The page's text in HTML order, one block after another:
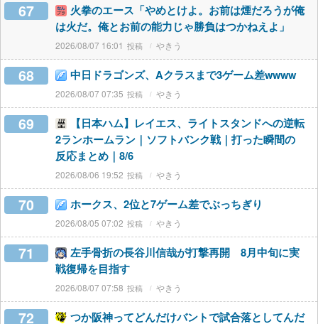
67
火拳のエース「やめとけよ。お前は煙だろうが俺
は火だ。俺とお前の能力じゃ勝負はつかねえよ」
2026/08/07 16:01 やきう
68 中日ドラゴンズ、Aクラスまで3ゲーム差wwww
2026/08/07 07:35 やきう
69
【日本ハム】レイエス、ライトスタンドへの逆転
2ランホームラン｜ソフトバンク戦｜打った瞬間の
反応まとめ｜8/6
2026/08/06 19:52 やきう
70 ホークス、2位と7ゲーム差でぶっちぎり
2026/08/05 07:02 やきう
71
左手骨折の長谷川信哉が打撃再開 8月中旬に実
戦復帰を目指す
2026/08/07 07:58 やきう
72 つか阪神ってどんだけバントで試合落としてんだ